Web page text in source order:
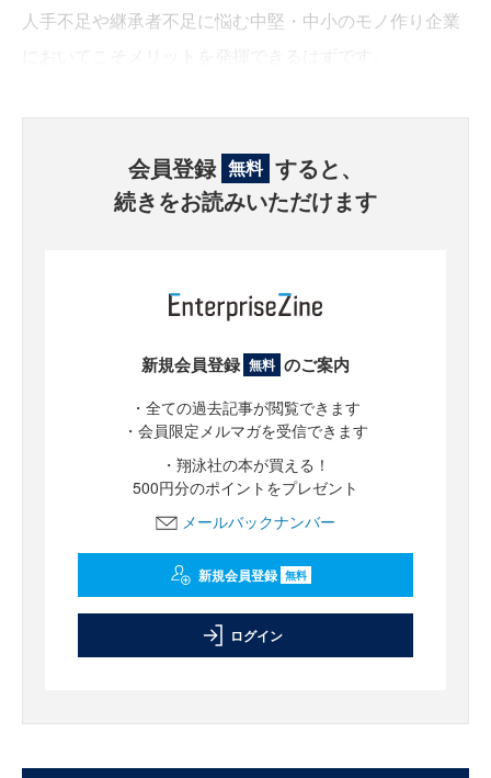
人手不足や継承者不足に悩む中堅・中小のモノ作り企業
会員登録 無料 すると、
続きをお読みいただけます
新規会員登録 無料 のご案内
・全ての過去記事が閲覧できます
・会員限定メルマガを受信できます
・翔泳社の本が買える！
500円分のポイントをプレゼント
メールバックナンバー
新規会員登録 無料
ログイン